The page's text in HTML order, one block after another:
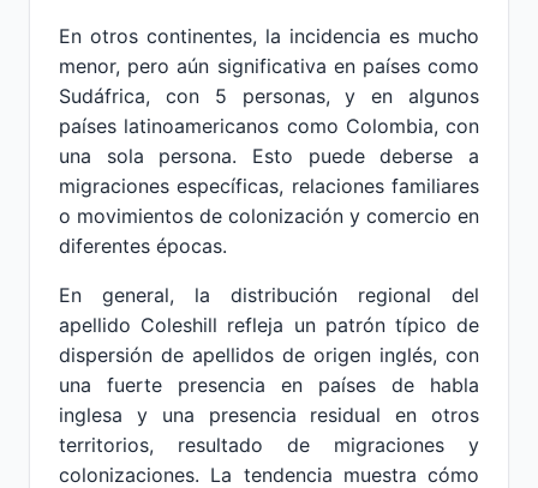
En otros continentes, la incidencia es mucho
menor, pero aún significativa en países como
Sudáfrica, con 5 personas, y en algunos
países latinoamericanos como Colombia, con
una sola persona. Esto puede deberse a
migraciones específicas, relaciones familiares
o movimientos de colonización y comercio en
diferentes épocas.
En general, la distribución regional del
apellido Coleshill refleja un patrón típico de
dispersión de apellidos de origen inglés, con
una fuerte presencia en países de habla
inglesa y una presencia residual en otros
territorios, resultado de migraciones y
colonizaciones. La tendencia muestra cómo